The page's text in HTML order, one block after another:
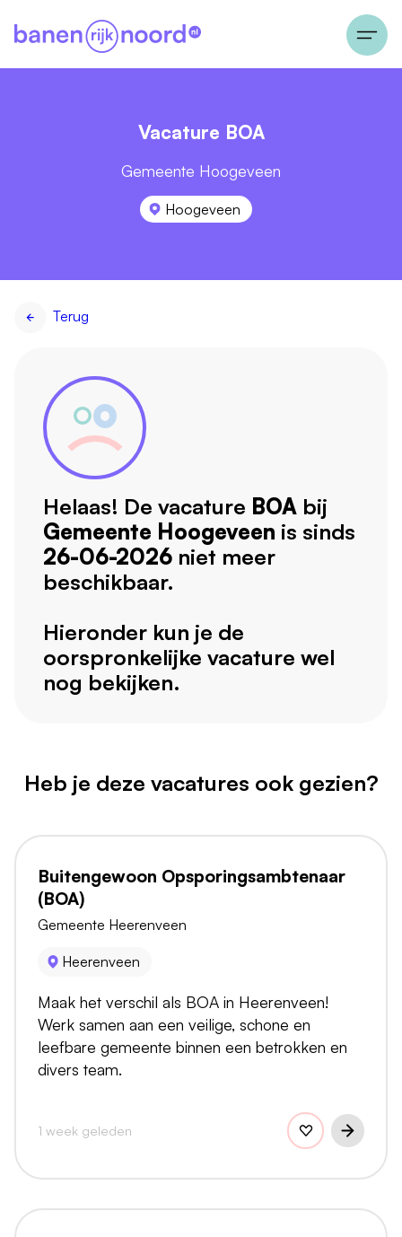
Vacature BOA
Gemeente Hoogeveen
Hoogeveen
Terug
Helaas! De vacature BOA bij
Gemeente Hoogeveen is sinds
26-06-2026 niet meer
beschikbaar.
Hieronder kun je de
oorspronkelijke vacature wel
nog bekijken.
Heb je deze vacatures ook gezien?
Buitengewoon Opsporingsambtenaar
(BOA)
Gemeente Heerenveen
Heerenveen
Maak het verschil als BOA in Heerenveen!
Werk samen aan een veilige, schone en
leefbare gemeente binnen een betrokken en
divers team.
1 week geleden